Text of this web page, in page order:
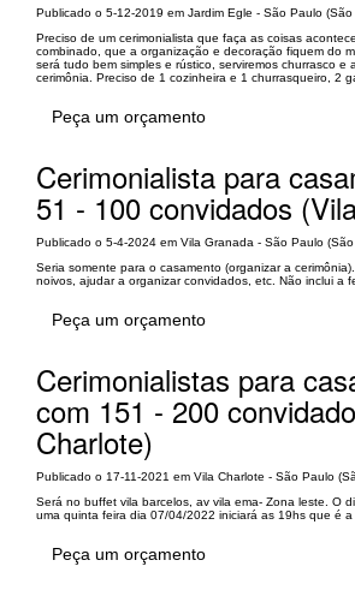
Publicado o 5-12-2019 em Jardim Egle - São Paulo (São
Preciso de um cerimonialista que faça as coisas
combinado, que a organização e decoração fiquem do
será tudo bem simples e rústico, serviremos churrasco e
cerimônia. Preciso de 1 cozinheira e 1 churrasqueiro, 2
Peça um orçamento
Cerimonialista para
51 - 100 convidados
Publicado o 5-4-2024 em Vila Granada - São Paulo
Seria somente para o casamento (organizar a
noivos, ajudar a organizar convidados, etc. Não inclui a
Peça um orçamento
Cerimonialistas para
com 151 - 200
Charlote)
Publicado o 17-11-2021 em Vila Charlote - São Paulo
Será no buffet vila barcelos, av vila ema- Zona leste. O
uma quinta feira dia 07/04/2022 iniciará as 19hs que é a
Peça um orçamento